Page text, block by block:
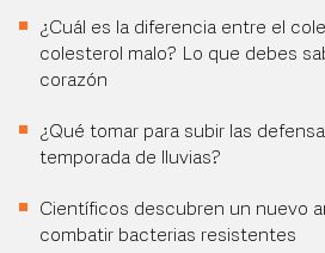
¿Cuál es la diferencia entre el
colesterol malo? Lo que debes
corazón
¿Qué tomar para subir las
temporada de lluvias?
Científicos descubren un nuevo
combatir bacterias resistentes